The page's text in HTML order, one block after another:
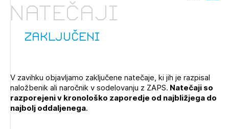
Praksa
O ZAPS
1/1
Pozdravljeni
Prijavite se s svojim ZAPS uporabniškim imenom in geslom.
zaključeni
Natečaji
V zavihku objavljamo zaključene natečaje, ki jih je razpisal
naložbenik ali naročnik v sodelovanju z ZAPS. Natečaji so
razporejeni v kronološko zaporedje od najbližjega do
najbolj oddaljenega.
1/2
Prijava na novičnik
Ostanite na tekočem z novicami in se naročite na
Novičnike. Označite svojo izbiro.
Novičnike vam bomo pošiljali na vaš elektronski naslov.